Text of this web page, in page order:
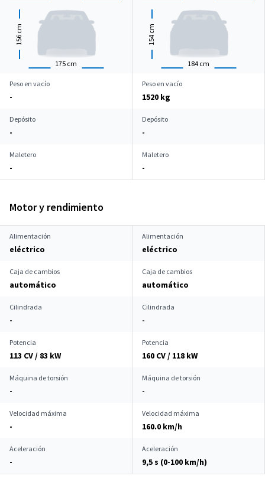
175 cm
156
cm
184 cm
154
cm
Peso en vacío
-
Peso en vacío
1520 kg
Depósito
-
Depósito
-
Maletero
-
Maletero
-
Motor y rendimiento
Alimentación
eléctrico
Alimentación
eléctrico
Caja de cambios
automático
Caja de cambios
automático
Cilindrada
-
Cilindrada
-
Potencia
113 CV / 83 kW
Potencia
160 CV / 118 kW
Máquina de torsión
-
Máquina de torsión
-
Velocidad máxima
-
Velocidad máxima
160.0 km/h
Aceleración
-
Aceleración
9,5 s (0-100 km/h)